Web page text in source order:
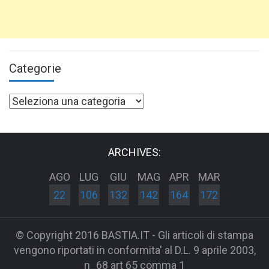
Categorie
Categorie
ARCHIVES:
AGO
22
LUG
106
GIU
132
MAG
142
APR
164
MAR
172
© Copyright 2016 BASTIA.IT - Gli articoli di stampa
vengono riportati in conformita' al D.L. 9 aprile 2003,
n_68 art 65 comma 1